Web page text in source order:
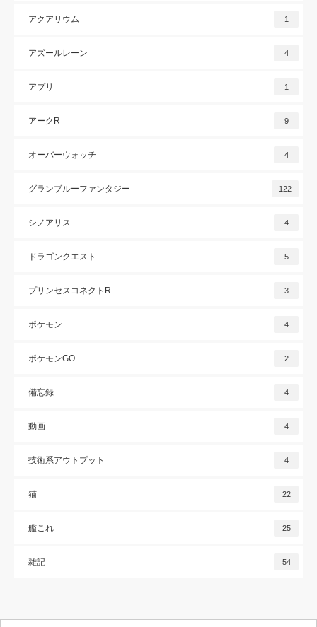
アクアリウム 1
アズールレーン 4
アプリ 1
アークR 9
オーバーウォッチ 4
グランブルーファンタジー 122
シノアリス 4
ドラゴンクエスト 5
プリンセスコネクトR 3
ポケモン 4
ポケモンGO 2
備忘録 4
動画 4
技術系アウトプット 4
猫 22
艦これ 25
雑記 54